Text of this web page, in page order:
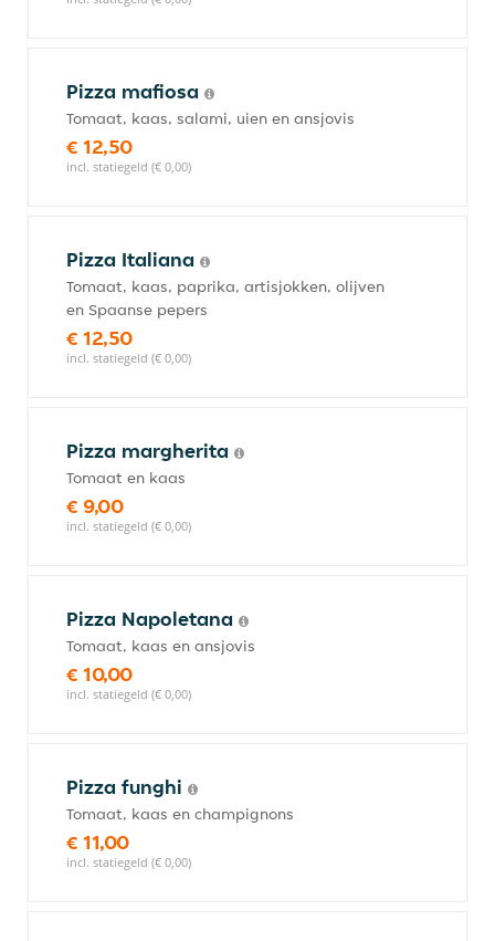
Pizza mafiosa
Tomaat, kaas, salami, uien en ansjovis
€ 12,50
incl. statiegeld (€ 0,00)
Pizza Italiana
Tomaat, kaas, paprika, artisjokken, olijven
en Spaanse pepers
€ 12,50
incl. statiegeld (€ 0,00)
Pizza margherita
Tomaat en kaas
€ 9,00
incl. statiegeld (€ 0,00)
Pizza Napoletana
Tomaat, kaas en ansjovis
€ 10,00
incl. statiegeld (€ 0,00)
Pizza funghi
Tomaat, kaas en champignons
€ 11,00
incl. statiegeld (€ 0,00)